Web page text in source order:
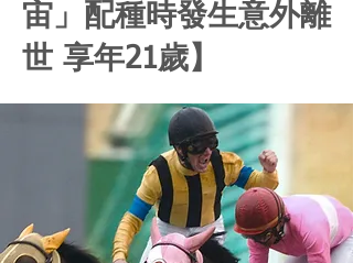
宙」配種時發生意外離
世 享年21歲】